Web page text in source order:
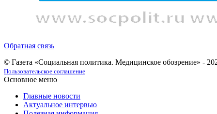
Обратная связь
© Газета «Социальная политика. Медицинское обозрение» -
Пользовательское соглашение
Основное меню
Главные новости
Актуальное интервью